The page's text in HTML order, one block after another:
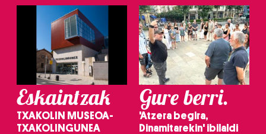
erabiltzeko baimen esplizitua ematen diguzu.Gehiago
Eskaintzak
TXAKOLIN MUSEOA-
TXAKOLINGUNEA
Gure berri.
'Atzera begira,
Dinamitarekin' ibilaldi